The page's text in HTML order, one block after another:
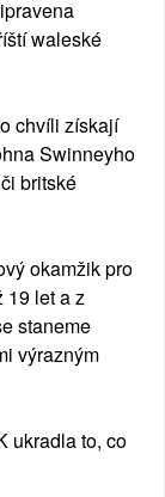
waleské
chvíli získají
Swinneyho
britské
okamžik pro
19 let a z
staneme
výrazným
ukradla to, co